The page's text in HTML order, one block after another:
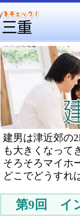
建男は津近郊の
も大きくなって
そろそろマイホ
どこでどうすれ
第9回 イ